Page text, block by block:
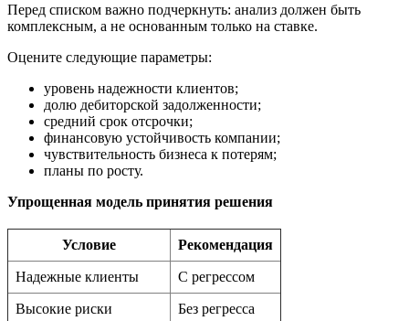
Перед списком важно подчеркнуть: анализ должен быть
комплексным, а не основанным только на ставке.
Оцените следующие параметры:
уровень надежности клиентов;
долю дебиторской задолженности;
средний срок отсрочки;
финансовую устойчивость компании;
чувствительность бизнеса к потерям;
планы по росту.
Упрощенная модель принятия решения
Условие Рекомендация
Надежные клиенты С регрессом
Высокие риски Без регресса